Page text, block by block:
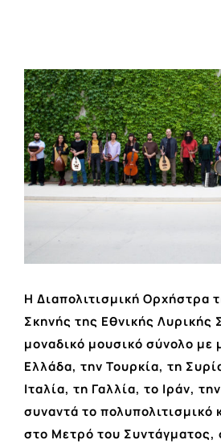
View
Larger
Image
H Διαπολιτισμική Ορχήστρα
Σκηνής της Εθνικής Λυρικής
μοναδικό μουσικό σύνολο με
Ελλάδα, την Τουρκία, τη
Ιταλία, τη Γαλλία, το Ιράν,
συναντά το πολυπολιτισμικό
στο Μετρό του Συντάγματος,